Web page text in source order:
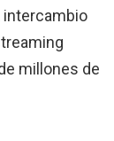
intercambio
millones de